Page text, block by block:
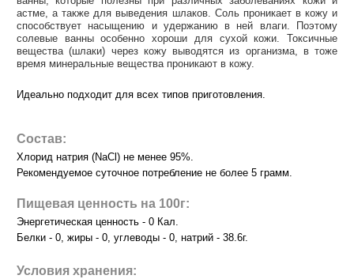
астме, а также для выведения шлаков. Соль проникает в кожу и
способствует насыщению и удержанию в ней влаги. Поэтому
солевые ванны особенно хороши для сухой кожи. Токсичные
вещества (шлаки) через кожу выводятся из организма, в тоже
время минеральные вещества проникают в кожу.
Идеально подходит для всех типов приготовления.
Состав:
Хлорид натрия (NaCl) не менее 95%.
Рекомендуемое суточное потребление не более 5 грамм.
Пищевая ценность на 100г:
Энергетическая ценность - 0 Кал.
Белки - 0, жиры - 0, углеводы - 0, натрий - 38.6г.
Условия хранения: